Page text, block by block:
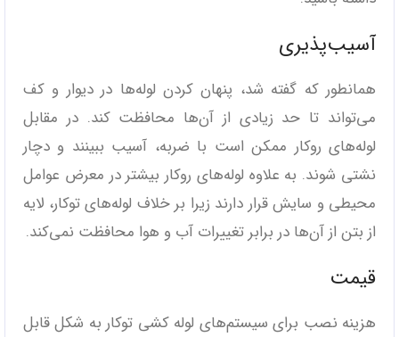
آسیب‌پذیری
همانطور که گفته شد، پنهان کردن لوله‌ها در دیوار و کف
می‌تواند تا حد زیادی از آن‌ها محافظت کند. در مقابل
لوله‌های روکار ممکن است با ضربه، آسیب ببینند و دچار
نشتی شوند. به علاوه لوله‌های روکار بیشتر در معرض عوامل
محیطی و سایش قرار دارند زیرا بر خلاف لوله‌های توکار، لایه
از بتن از آن‌ها در برابر تغییرات آب و هوا محافظت نمی‌کند.
قیمت
هزینه نصب برای سیستم‌های لوله کشی توکار به شکل قابل